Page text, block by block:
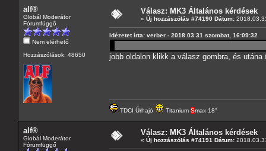
alf®
Globál Moderátor
Fórumfüggő
Nem elérhető
Hozzászólások: 48650
Válasz: MK3 Általános kérdések
« Új hozzászólás #74190 Dátum:
Idézetet írta: verber - 2018.03.31 szombat, 16:09:32
jobb oldalon klikk a válasz gombra, és
TDCI Űrhajó Titanium Smax 18"
alf®
Globál Moderátor
Fórumfüggő
Válasz: MK3 Általános kérdések
« Új hozzászólás #74191 Dátum: